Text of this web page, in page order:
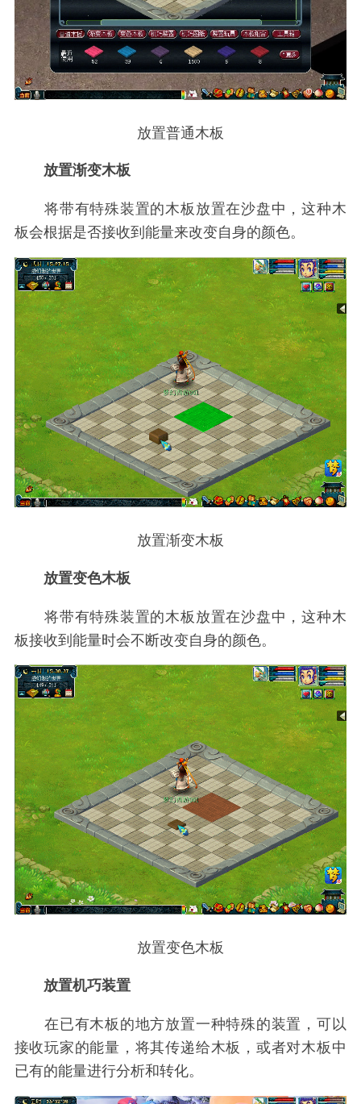
放置普通木板
放置渐变木板
将带有特殊装置的木板放置在沙盘中，这种木
板会根据是否接收到能量来改变自身的颜色。
放置渐变木板
放置变色木板
将带有特殊装置的木板放置在沙盘中，这种木
板接收到能量时会不断改变自身的颜色。
放置变色木板
放置机巧装置
在已有木板的地方放置一种特殊的装置，可以
接收玩家的能量，将其传递给木板，或者对木板中
已有的能量进行分析和转化。